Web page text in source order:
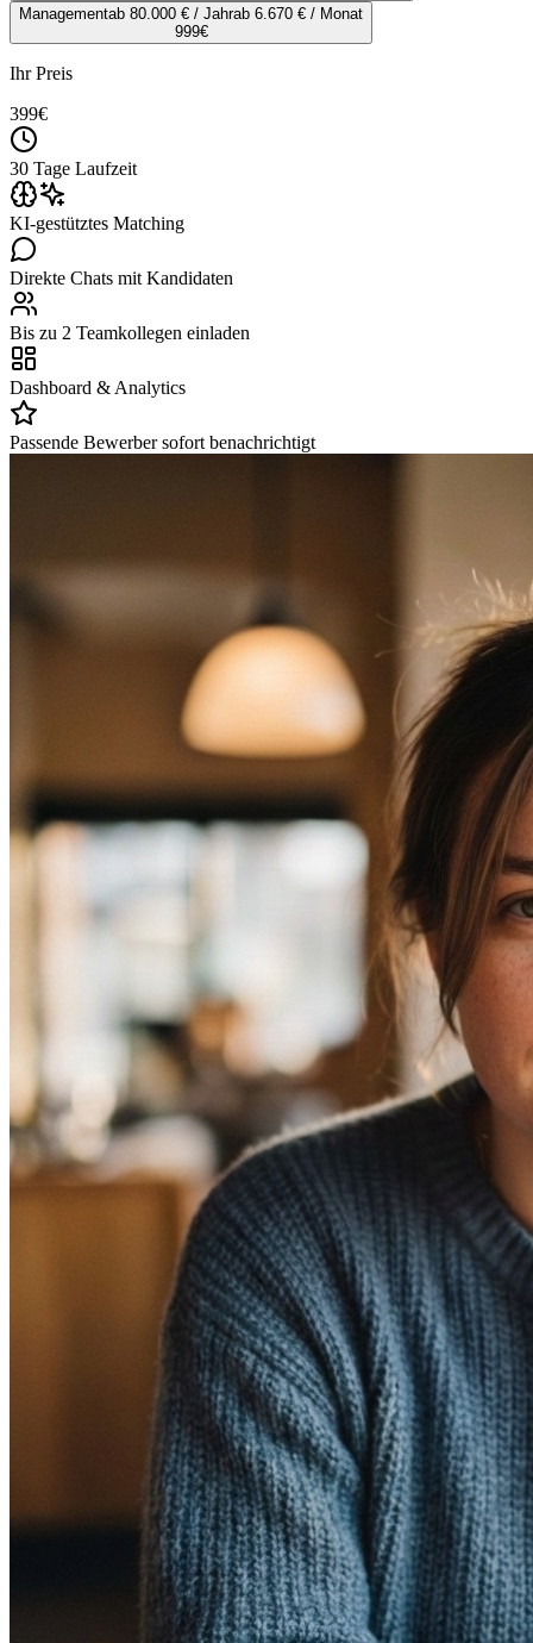
Managementab 80.000 € / Jahrab 6.670 € / Monat
999€
Ihr Preis
399€
30 Tage Laufzeit
KI-gestütztes Matching
Direkte Chats mit Kandidaten
Bis zu 2 Teamkollegen einladen
Dashboard & Analytics
Passende Bewerber sofort benachrichtigt